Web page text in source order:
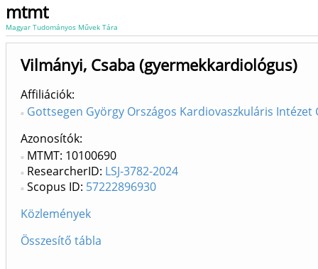
mtmt
Magyar Tudományos Művek Tára
Vilmányi, Csaba (gyermekkardiológus)
Affiliációk
Gottsegen György Országos Kardiovaszkuláris Intézet
Azonosítók
MTMT: 10100690
ResearcherID: LSJ-3782-2024
Scopus ID: 57222896930
Közlemények
Összesítő tábla